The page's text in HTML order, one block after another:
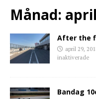
Månad:
After the
april 29,
inaktiverade
Bandag